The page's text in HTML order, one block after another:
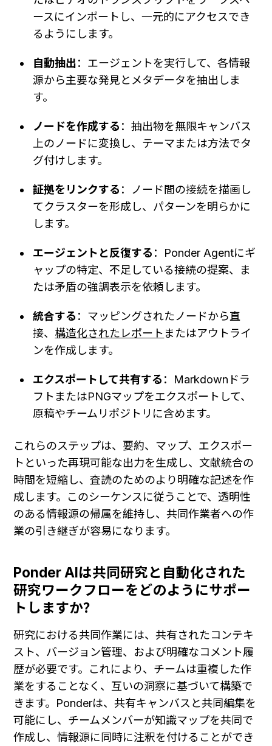
ースにインポートし、一元的にアクセスでき
るようにします。
自動抽出：エージェントを実行して、各情報
源から主要な発見とメタデータを抽出しま
す。
ノードを作成する ：抽出物を無限キャンバス
上のノードに変換し、テーマまたは方法でタ
グ付けします。
証拠をリンクする ：ノード間の接続を描画し
てクラスターを形成し、パターンを明らかに
します。
エージェントと反復する ：Ponder Agentにギ
ャップの特定、不足している接続の提案、ま
たは矛盾の強調表示を依頼します。
統合する ：マッピングされたノードから直
接、 構造化されたレポート またはアウトライ
ンを作成します。
エクスポートして共有する ：Markdownドラ
フトまたはPNGマップをエクスポートして、
原稿やチームリポジトリに含めます。
これらのステップは、要約、マップ、エクスポー
トといった再現可能な出力を生成し、文献統合の
時間を短縮し、査読のためのより明確な記述を作
成します。このシーケンスに従うことで、透明性
のある情報源の帰属を維持し、共同作業者への作
業の引き継ぎが容易になります。
Ponder AIは共同研究と自動化された
研究ワークフローをどのようにサポー
トしますか？
研究における共同作業には、共有されたコンテキ
スト、バージョン管理、および明確なコメント履
歴が必要です。これにより、チームは重複した作
業をすることなく、互いの洞察に基づいて構築で
きます。Ponderは、共有キャンバスと共同編集を
可能にし、チームメンバーが知識マップを共同で
作成し、情報源に同時に注釈を付けることができ